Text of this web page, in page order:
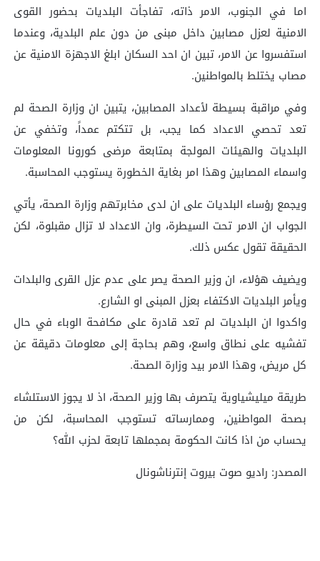
اما في الجنوب، الامر ذاته، تفاجأت البلديات بحضور القوى
الامنية لعزل مصابين داخل مبنى من دون علم البلدية، وعندما
استفسروا عن الامر، تبين ان احد السكان ابلغ الاجهزة الامنية عن
مصاب يختلط بالمواطنين.
وفي مراقبة بسيطة لأعداد المصابين، يتبين ان وزارة الصحة لم
تعد تحصي الاعداد كما يجب، بل تتكتم عمداً، وتخفي عن
البلديات والهيئات المولجة بمتابعة مرضى كورونا المعلومات
واسماء المصابين وهذا امر بغاية الخطورة يستوجب المحاسبة.
ويجمع رؤساء البلديات على ان لدى مخابرتهم وزارة الصحة، يأتي
الجواب ان الامر تحت السيطرة، وان الاعداد لا تزال مقبلوة، لكن
الحقيقة تقول عكس ذلك.
ويضيف هؤلاء، ان وزير الصحة يصر على عدم عزل القرى والبلدات
ويأمر البلديات الاكتفاء بعزل المبنى او الشارع.
واكدوا ان البلديات لم تعد قادرة على مكافحة الوباء في حال
تفشيه على نطاق واسع، وهم بحاجة إلى معلومات دقيقة عن
كل مريض، وهذا الامر بيد وزارة الصحة.
طريقة ميليشياوية يتصرف بها وزير الصحة، اذ لا يجوز الاستلشاء
بصحة المواطنين، وممارساته تستوجب المحاسبة، لكن من
يحساب من اذا كانت الحكومة بمجملها تابعة لحزب الله؟
المصدر: راديو صوت بيروت إنترناشونال